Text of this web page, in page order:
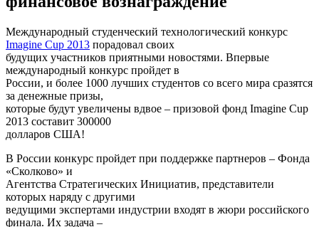
Международный студенческий технологический конкурс
Imagine Cup 2013 порадовал своих
будущих участников приятными новостями. Впервые
международный конкурс пройдет в
России, и более 1000 лучших студентов со всего мира сразятся
за денежные призы,
которые будут увеличены вдвое – призовой фонд Imagine Cup
2013 составит 300000
долларов США!
В России конкурс пройдет при поддержке партнеров – Фонда
«Сколково» и
Агентства Стратегических Инициатив, представители
которых наряду с другими
ведущими экспертами индустрии входят в жюри российского
финала. Их задача –